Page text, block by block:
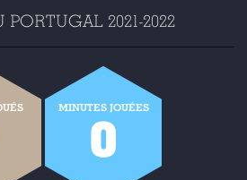
PORTUGAL 2021-2022
MINUTES JOUÉES
0